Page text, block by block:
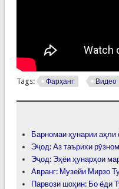
Tags: Фарҳанг Видео
Барномаи ҳунарии аҳли
Эҷод: Аз таърихи
Эҷод: Эҳёи ҳунарҳои
Авранг: Музейи Мирзо
Парвози шоҳин: Бо ёди